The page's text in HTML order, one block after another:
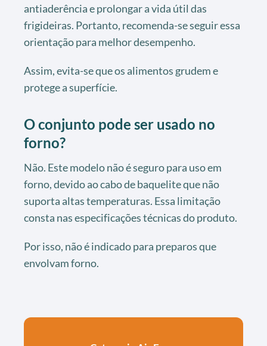
antiaderência e prolongar a vida útil das
frigideiras. Portanto, recomenda-se seguir essa
orientação para melhor desempenho.
Assim, evita-se que os alimentos grudem e
protege a superfície.
O conjunto pode ser usado no
forno?
Não. Este modelo não é seguro para uso em
forno, devido ao cabo de baquelite que não
suporta altas temperaturas. Essa limitação
consta nas especificações técnicas do produto.
Por isso, não é indicado para preparos que
envolvam forno.